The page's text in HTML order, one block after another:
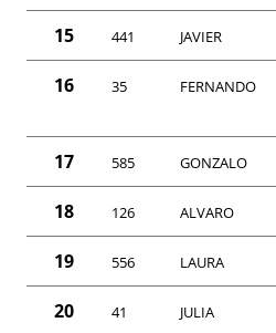
15 441 JAVIER
16 35 FERNANDO
17 585 GONZALO
18 126 ALVARO
19 556 LAURA
20 41 JULIA